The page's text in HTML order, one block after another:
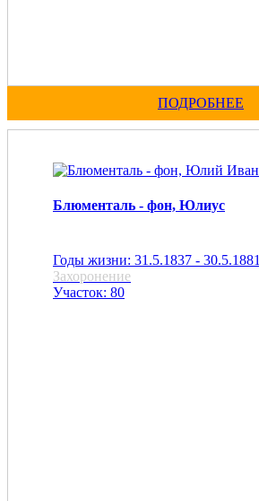
ПОДРОБНЕЕ
Блюменталь - фон, Юлиус
Годы жизни: 31.5.1837 - 30.5.1881
Захоронение
Участок: 80